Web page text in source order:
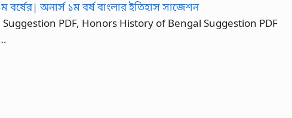
PDF, Honors History of Bengal Suggestion PDF